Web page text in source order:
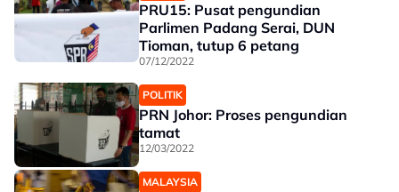
PRU15: Pusat pengundian
Parlimen Padang Serai, DUN
Tioman, tutup 6 petang
07/12/2022
POLITIK
PRN Johor: Proses pengundian
tamat
12/03/2022
MALAYSIA